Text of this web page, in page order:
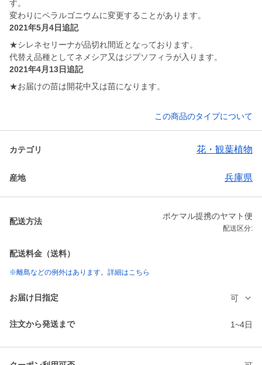
す。
変わりにペラルゴニウムに変更することがあります。
2021年5月4日追記
★シレネセリーナが品切れ間近となっております。
代替え品種としてネメシア又はジプソフィラが入ります。
2021年4月13日追記
★お届けの苗は開花中又は苗になります。
この商品のタイプについて
カテゴリ 花・観葉植物
産地 兵庫県
配送方法
ポケマル提携のヤマト便
配送区分:
配送料金（送料）
※離島などの例外はあります。詳細はこちら
お届け日指定 可
注文から発送まで 1~4日